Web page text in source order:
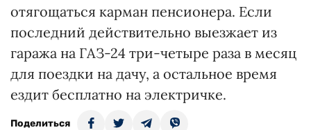
отягощаться карман пенсионера. Если
последний действительно выезжает из
гаража на ГАЗ-24 три-четыре раза в месяц
для поездки на дачу, а остальное время
ездит бесплатно на электричке.
Поделиться